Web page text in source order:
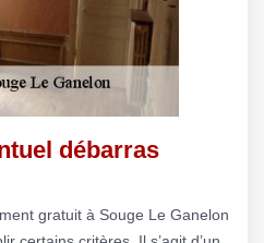
débarras
gratuit à Souge Le Ganelon